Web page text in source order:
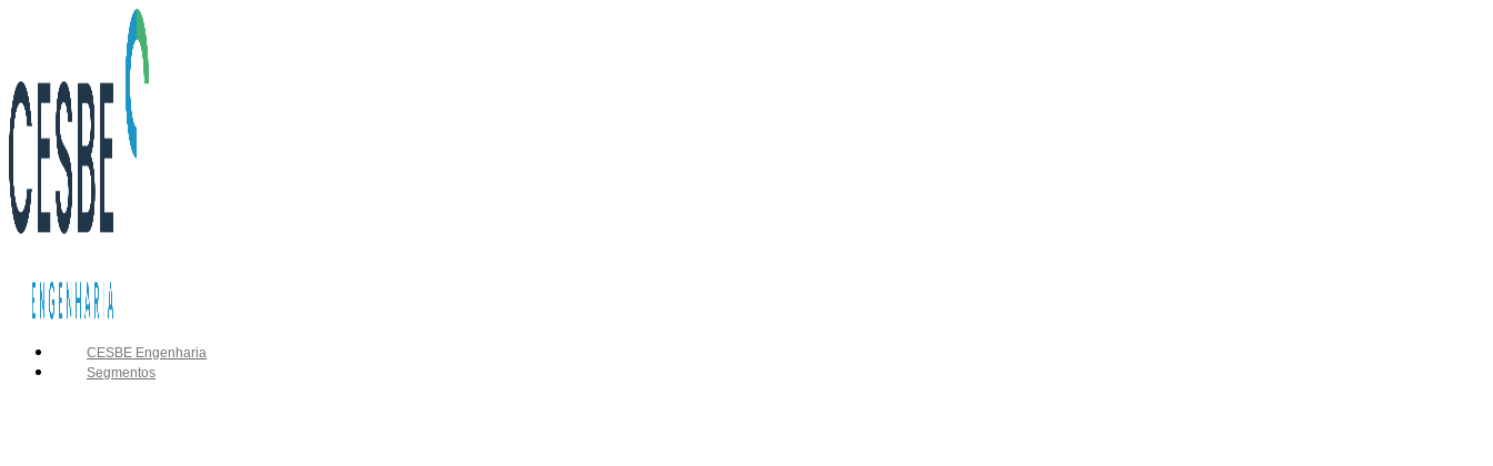
CESBE Engenharia
Segmentos